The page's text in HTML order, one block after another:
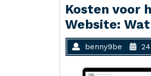
Kosten voor
Website:
benny9be